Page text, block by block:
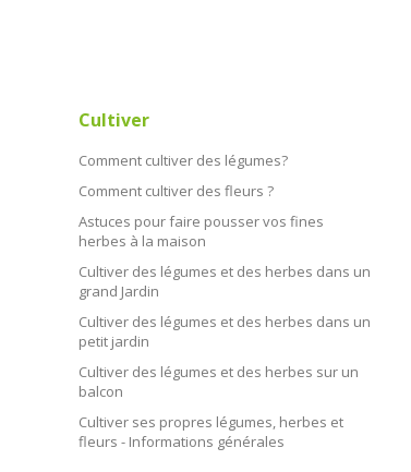
Cultiver
Comment cultiver des légumes?
Comment cultiver des fleurs ?
Astuces pour faire pousser vos fines
herbes à la maison
Cultiver des légumes et des herbes dans un
grand Jardin
Cultiver des légumes et des herbes dans un
petit jardin
Cultiver des légumes et des herbes sur un
balcon
Cultiver ses propres légumes, herbes et
fleurs - Informations générales